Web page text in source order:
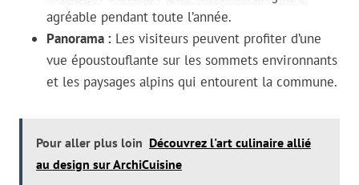
agréable pendant toute l’année.
Panorama : Les visiteurs peuvent profiter d’une
vue époustouflante sur les sommets environnants
et les paysages alpins qui entourent la commune.
Pour aller plus loin Découvrez l'art culinaire allié
au design sur ArchiCuisine